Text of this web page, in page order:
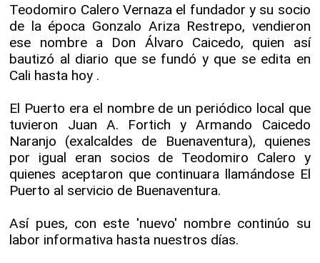
Teodomiro Calero Vernaza el fundador y su socio
de la época Gonzalo Ariza Restrepo, vendieron
ese nombre a Don Álvaro Caicedo, quien así
bautizó al diario que se fundó y que se edita en
Cali hasta hoy .
El Puerto era el nombre de un periódico local que
tuvieron Juan A. Fortich y Armando Caicedo
Naranjo (exalcaldes de Buenaventura), quienes
por igual eran socios de Teodomiro Calero y
quienes aceptaron que continuara llamándose El
Puerto al servicio de Buenaventura.
Así pues, con este 'nuevo' nombre continúo su
labor informativa hasta nuestros días.